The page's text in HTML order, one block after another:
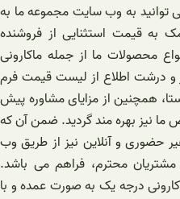
به وب سایت مجموعه ما به
به قیمت استثنایی از فروشنده
محصولات ما از جمله ماکارونی
و درشت اطلاع از لیست قیمت فرم
همچنین از مزایای مشاوره پیش
نیز بهره‌ مند گردید. ضمن آن که
حضوری و آنلاین نیز از طریق وب
محترم، فراهم می باشد.
درجه یک به صورت عمده و با